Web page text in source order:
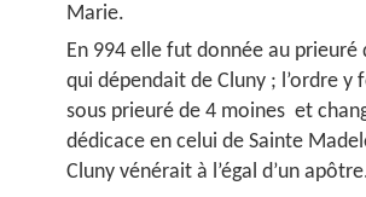
Marie.
En 994 elle fut donnée au prieuré
qui dépendait de Cluny ; l’ordre y
sous prieuré de 4 moines et
dédicace en celui de Sainte
Cluny vénérait à l’égal d’un